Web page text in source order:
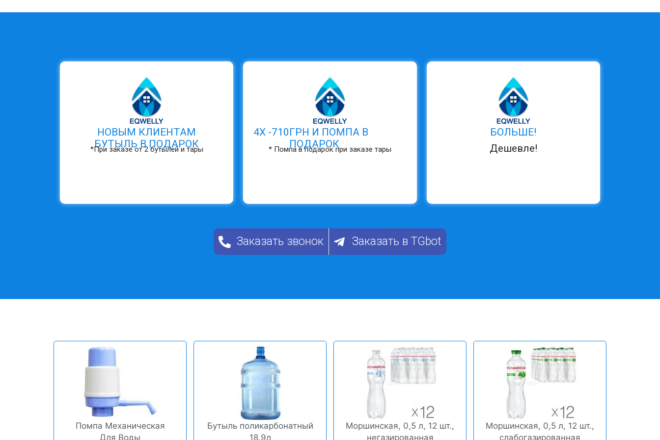
НОВЫМ КЛИЕНТАМ
БУТЫЛЬ В ПОДАРОК
*При заказе от 2 бутылей и тары
4Х -710ГРН И ПОМПА В
ПОДАРОК
* Помпа в подарок при заказе тары
БОЛЬШЕ!
Дешевле!
Заказать звонок Заказать в TGbot
Помпа Механическая
Для Воды
Бутыль поликарбонатный
18.9л
Моршинская, 0,5 л, 12 шт.,
негазированная
Моршинская, 0,5 л, 12 шт.,
слабогазированная